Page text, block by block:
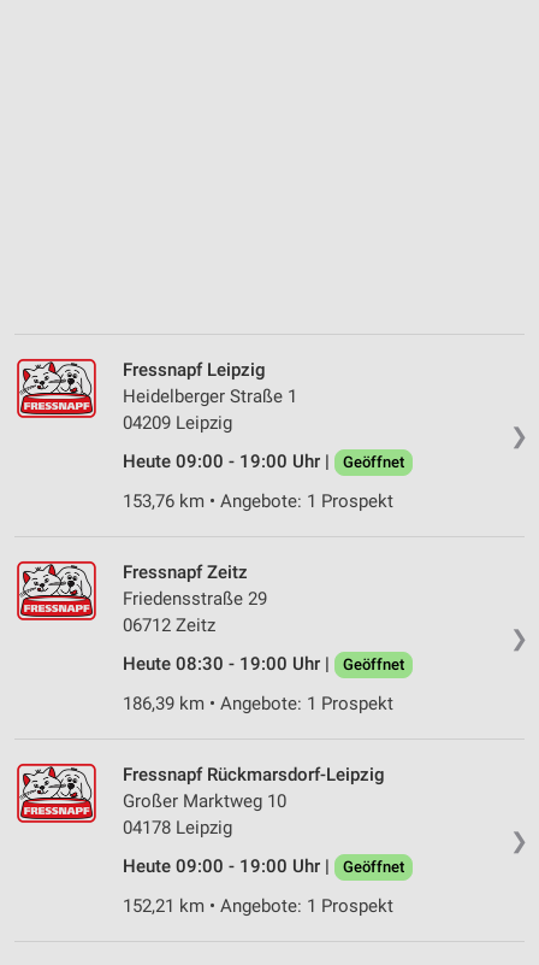
❯
Fressnapf Leipzig
Heidelberger Straße 1
04209 Leipzig
Heute 09:00 - 19:00 Uhr |
Geöffnet
153,76 km • Angebote: 1 Prospekt
❯
Fressnapf Zeitz
Friedensstraße 29
06712 Zeitz
Heute 08:30 - 19:00 Uhr |
Geöffnet
186,39 km • Angebote: 1 Prospekt
❯
Fressnapf Rückmarsdorf-Leipzig
Großer Marktweg 10
04178 Leipzig
Heute 09:00 - 19:00 Uhr |
Geöffnet
152,21 km • Angebote: 1 Prospekt